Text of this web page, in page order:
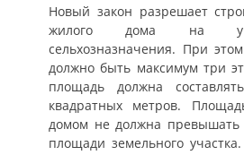
Новый закон разрешает
жилого дома на
сельхозназначения. При
должно быть максимум три
площадь должна
квадратных метров.
домом не должна превышать
площади земельного